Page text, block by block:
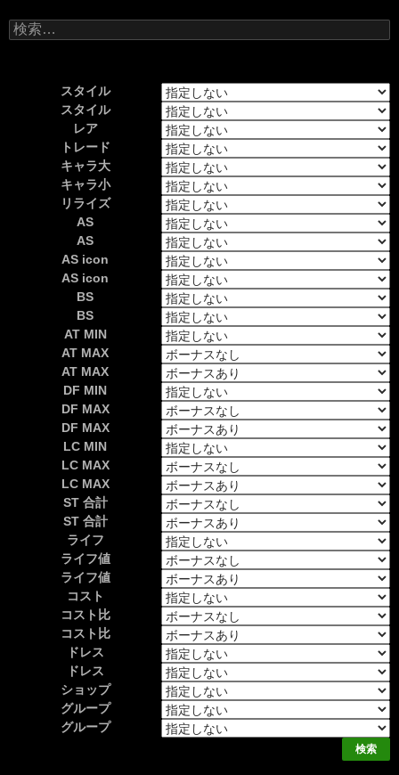
検
索:
スタイル
スタイル
レア
トレード
キャラ大
キャラ小
リライズ
AS
AS
AS icon
AS icon
BS
BS
AT MIN
AT MAX
AT MAX
DF MIN
DF MAX
DF MAX
LC MIN
LC MAX
LC MAX
ST 合計
ST 合計
ライフ
ライフ値
ライフ値
コスト
コスト比
コスト比
ドレス
ドレス
ショップ
グループ
グループ